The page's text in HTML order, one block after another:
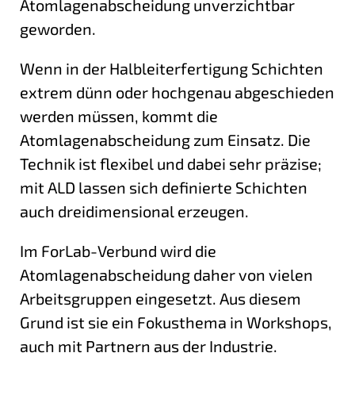
Atomlagenabscheidung unverzichtbar
geworden.
Wenn in der Halbleiterfertigung Schichten
extrem dünn oder hochgenau abgeschieden
werden müssen, kommt die
Atomlagenabscheidung zum Einsatz. Die
Technik ist flexibel und dabei sehr präzise;
mit ALD lassen sich definierte Schichten
auch dreidimensional erzeugen.
Im ForLab-Verbund wird die
Atomlagenabscheidung daher von vielen
Arbeitsgruppen eingesetzt. Aus diesem
Grund ist sie ein Fokusthema in Workshops,
auch mit Partnern aus der Industrie.